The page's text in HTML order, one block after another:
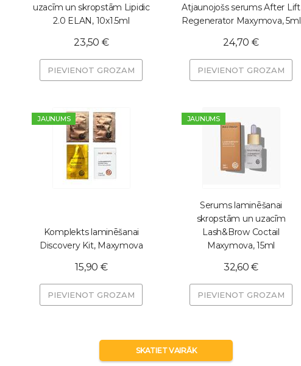
uzacīm un skropstām Lipidic
2.0 ELAN, 10x1.5ml
23,50 €
PIEVIENOT GROZAM
Atjaunojošs serums After Lift
Regenerator Maxymova, 5ml
24,70 €
PIEVIENOT GROZAM
JAUNUMS
Komplekts laminēšanai
Discovery Kit, Maxymova
15,90 €
PIEVIENOT GROZAM
JAUNUMS
Serums laminēšanai
skropstām un uzacīm
Lash&Brow Coctail
Maxymova, 15ml
32,60 €
PIEVIENOT GROZAM
SKATIET VAIRĀK